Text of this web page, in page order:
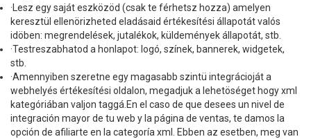
·Lesz egy saját eszközöd (csak te férhetsz hozza) amelyen
keresztül ellenörizheted eladásaid értékesítési állapotát valós
idöben: megrendelések, jutalékok, küldemények állapotát, stb.
·Testreszabhatod a honlapot: logó, színek, bannerek, widgetek,
stb.
·Amennyiben szeretne egy magasabb szintü integrácioját a
webhelyés értékesítési oldalon, megadjuk a lehetöséget hogy xml
kategóriában valjon taggá.En el caso de que desees un nivel de
integración mayor de tu web y la página de ventas, te damos la
opción de afiliarte en la categoría xml. Ebben az esetben, meg van